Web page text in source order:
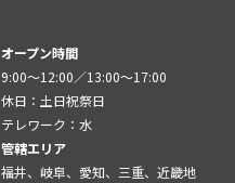
オープン時間
9:00～12:00／13:00～17:00
休日：土日祝祭日
テレワーク：水
管轄エリア
福井、岐阜、愛知、三重、近畿地